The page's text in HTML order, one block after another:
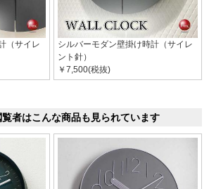
（サイレ
シルバーモダン壁掛け時計（サイレ
ント針）
￥7,500(税抜)
者はこんな商品も見られています